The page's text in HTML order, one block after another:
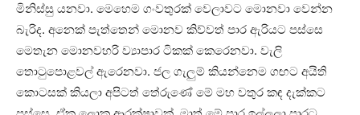
මිනිස්සු යනවා. මෙහෙම ගංවතුරක් වෙලාවට මොනවා වෙන්න
බැරිද. අනෙක් පැත්තෙන් මොනව කිව්වත් පාර ඇරියට පස්සෙ
මෙතැන මොනවහරි ව්‍යාපාර ටිකක් කෙරෙනවා. වැලි
තොටුපොළවල් ඇරෙනවා. ජල ගැලුම් කියන්නෙම ගඟට අයිති
කොටසක් කියලා අපිටත් තේරුණේ මේ මහ වතුර කඳ දැක්කට